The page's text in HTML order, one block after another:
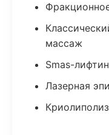
массаж
Smas-
Лазерная